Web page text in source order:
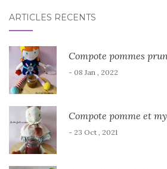
ARTICLES RÉCENTS
Compote pommes
- 08 Jan , 2022
Compote pomme et
- 23 Oct , 2021